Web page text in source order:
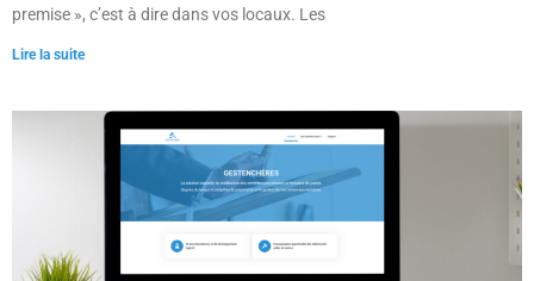
premise », c’est à dire dans vos locaux. Les
Lire la suite